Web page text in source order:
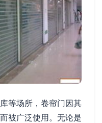
等场所，卷帘门因其
被广泛使用。无论是